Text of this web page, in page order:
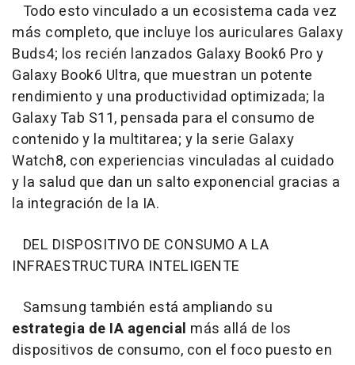
Todo esto vinculado a un ecosistema cada vez
más completo, que incluye los auriculares Galaxy
Buds4; los recién lanzados Galaxy Book6 Pro y
Galaxy Book6 Ultra, que muestran un potente
rendimiento y una productividad optimizada; la
Galaxy Tab S11, pensada para el consumo de
contenido y la multitarea; y la serie Galaxy
Watch8, con experiencias vinculadas al cuidado
y la salud que dan un salto exponencial gracias a
la integración de la IA.
DEL DISPOSITIVO DE CONSUMO A LA
INFRAESTRUCTURA INTELIGENTE
Samsung también está ampliando su
estrategia de IA agencial más allá de los
dispositivos de consumo, con el foco puesto en